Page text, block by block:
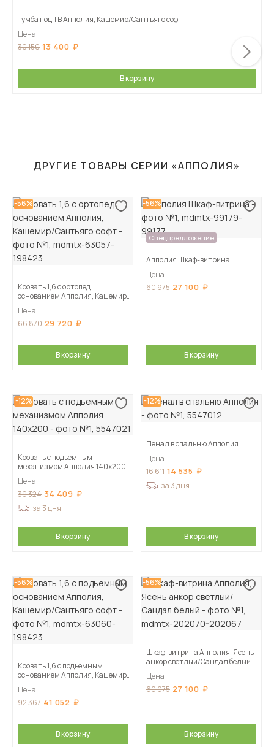
Тумба под ТВ Апполия, Кашемир/Сантьяго софт
Цена
30 150 13 400
В корзину
ДРУГИЕ ТОВАРЫ СЕРИИ «АППОЛИЯ»
-56%
Кровать 1,6 с ортопед.
основанием Апполия, Кашемир/
Цена
66 870 29 720
В корзину
-56%
Спецпредложение
Апполия Шкаф-витрина
Цена
60 975 27 100
В корзину
-12%
Кровать с подъемным
механизмом Апполия 140х200
Цена
39 324 34 409
за 3 дня
В корзину
-12%
Пенал в спальню Апполия
Цена
16 611 14 535
за 3 дня
В корзину
-56%
Кровать 1,6 с подъемным
основанием Апполия, Кашемир/
Цена
92 367 41 052
В корзину
-56%
Шкаф-витрина Апполия, Ясень
анкор светлый/Сандал белый
Цена
60 975 27 100
В корзину